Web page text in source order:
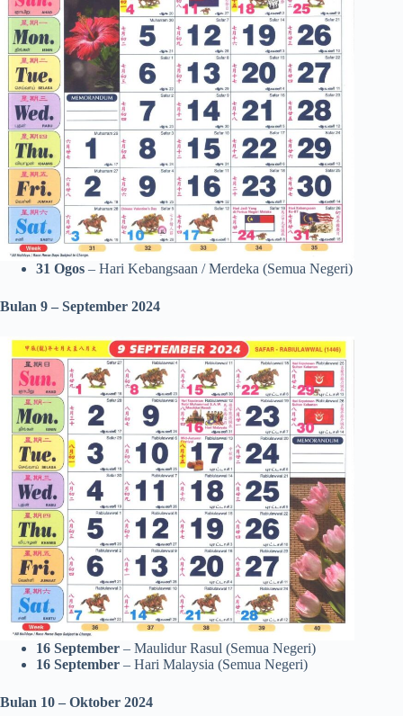
31 Ogos – Hari Kebangsaan / Merdeka (Semua Negeri)
Bulan 9 – September 2024
16 September – Maulidur Rasul (Semua Negeri)
16 September – Hari Malaysia (Semua Negeri)
Bulan 10 – Oktober 2024